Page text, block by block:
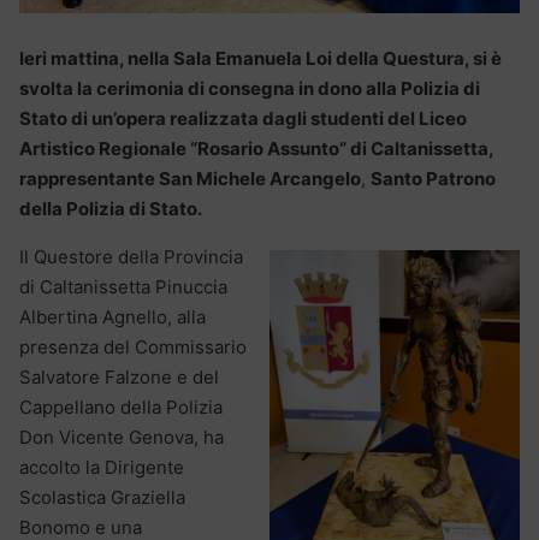
Ieri mattina, nella Sala Emanuela Loi della Questura, si è
svolta la cerimonia di consegna in dono alla Polizia di
Stato di un’opera realizzata dagli studenti del Liceo
Artistico Regionale “Rosario Assunto” di Caltanissetta,
rappresentante San Michele Arcangelo, Santo Patrono
della Polizia di Stato.
Il Questore della Provincia
di Caltanissetta Pinuccia
Albertina Agnello, alla
presenza del Commissario
Salvatore Falzone e del
Cappellano della Polizia
Don Vicente Genova, ha
accolto la Dirigente
Scolastica Graziella
Bonomo e una